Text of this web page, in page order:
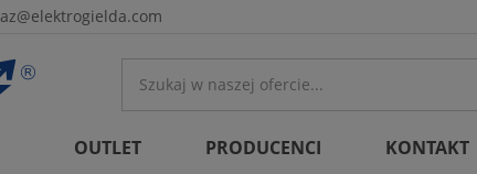
OUTLET PRODUCENCI KONTAKT